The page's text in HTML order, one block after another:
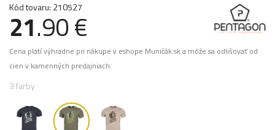
Kód tovaru: 210527
21.90 €
Cena platí výhradne pri nákupe v eshope Muničák.sk a môže sa odlišovať od
cien v kamenných predajniach.
3 farby